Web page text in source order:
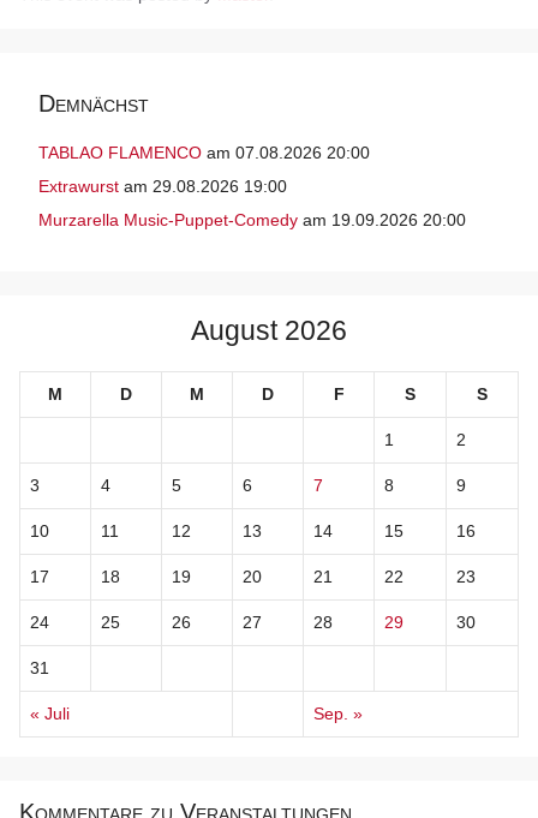
Demnächst
TABLAO FLAMENCO am 07.08.2026 20:00
Extrawurst am 29.08.2026 19:00
Murzarella Music-Puppet-Comedy am 19.09.2026 20:00
August 2026
M D M D F S S
1 2
3 4 5 6 7 8 9
10 11 12 13 14 15 16
17 18 19 20 21 22 23
24 25 26 27 28 29 30
31
« Juli Sep. »
Kommentare zu Veranstaltungen